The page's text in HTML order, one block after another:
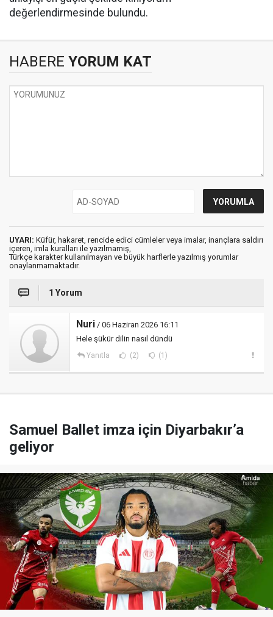
değerlendirmesinde bulundu.
HABERE YORUM KAT
UYARI: Küfür, hakaret, rencide edici cümleler veya imalar, inançlara saldırı
içeren, imla kuralları ile yazılmamış,
Türkçe karakter kullanılmayan ve büyük harflerle yazılmış yorumlar
onaylanmamaktadır.
1 Yorum
Nuri / 06 Haziran 2026 16:11
Hele şükür dilin nasıl dündü
Yanıtla (2) (1)
Samuel Ballet imza için Diyarbakır’a
geliyor